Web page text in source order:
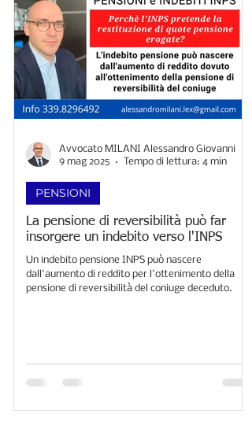
La pensione di reversibilità può far
insorgere un indebito verso l'INPS
Un indebito pensione INPS può nascere
dall'aumento di reddito per l'ottenimento della
pensione di reversibilità del coniuge deceduto.
PENSIONI
Avvocato MILANI Alessandro Giovanni
9 mag 2025
Tempo di lettura: 4 min